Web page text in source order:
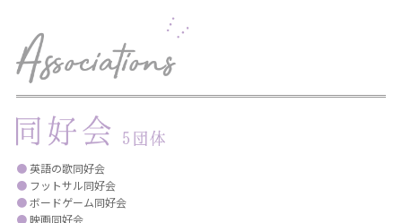
●英語の歌同好会
●フットサル同好会
●ボードゲーム同好会
●映画同好会